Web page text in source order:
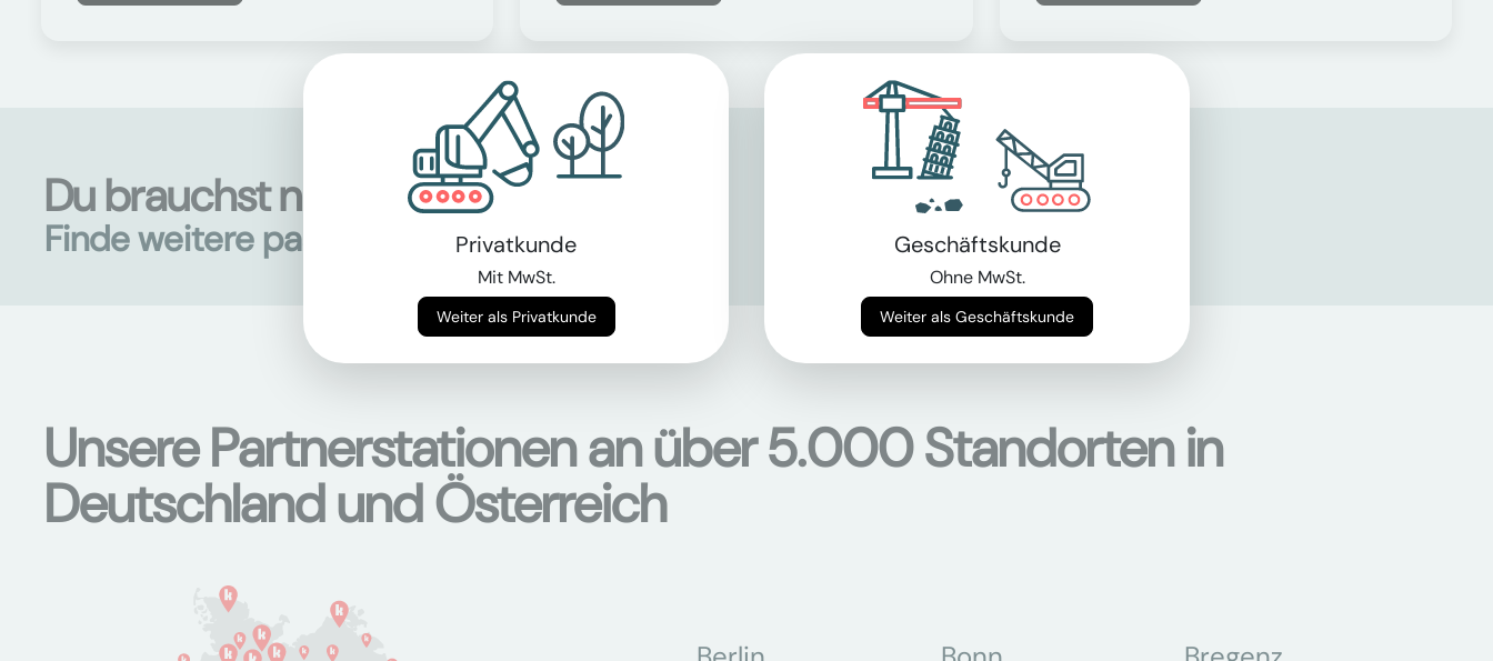
Du brauchst noch mehr als Bagger?
Finde weitere passende Maschinen
Unsere Partnerstationen an über 5.000 Standorten in
Deutschland und Österreich
Privatkunde
Mit MwSt.
Weiter als Privatkunde
Geschäftskunde
Ohne MwSt.
Weiter als Geschäftskunde